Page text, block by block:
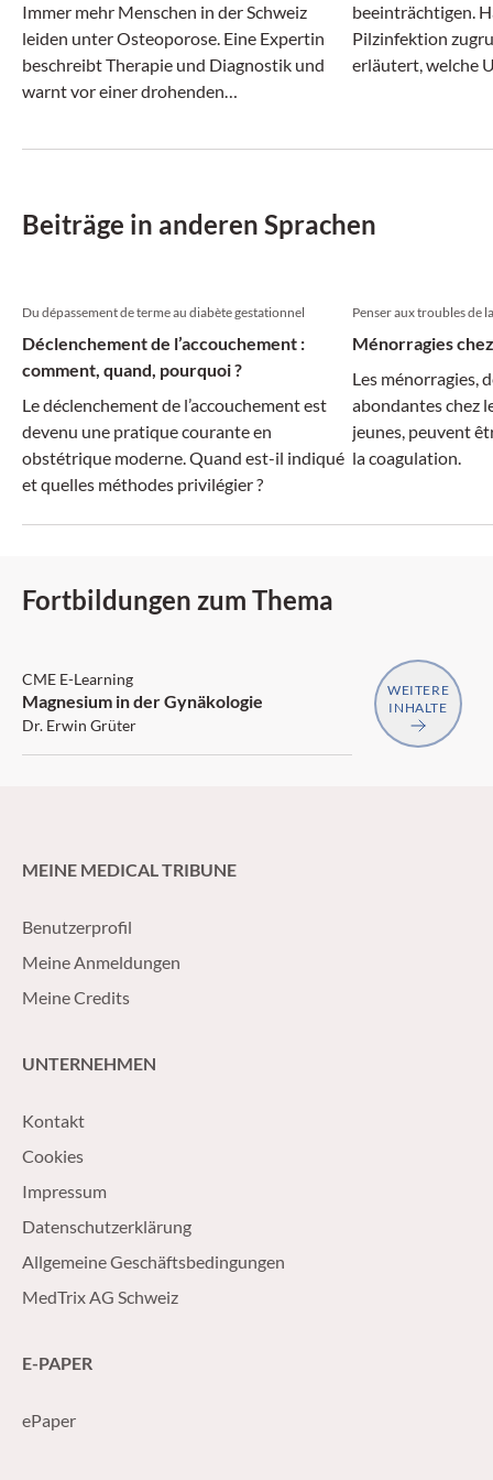
Immer mehr Menschen in der Schweiz
leiden unter Osteoporose. Eine Expertin
beschreibt Therapie und Diagnostik und
warnt vor einer drohenden
beeinträchtigen.
Pilzinfektion
erläutert, welche
Beiträge in anderen Sprachen
Du dépassement de terme au diabète gestationnel
Déclenchement de l’accouchement :
comment, quand, pourquoi ?
Le déclenchement de l’accouchement est
devenu une pratique courante en
obstétrique moderne. Quand est-il indiqué
et quelles méthodes privilégier ?
Penser aux troubles de
Ménorragies
Les ménorragies,
abondantes chez
jeunes, peuvent
la coagulation.
Fortbildungen zum Thema
CME E-Learning
Magnesium in der Gynäkologie
Dr. Erwin Grüter
WEITERE
INHALTE
MEINE MEDICAL TRIBUNE
Benutzerprofil
Meine Anmeldungen
Meine Credits
UNTERNEHMEN
Kontakt
Cookies
Impressum
Datenschutzerklärung
Allgemeine Geschäftsbedingungen
MedTrix AG Schweiz
E-PAPER
ePaper